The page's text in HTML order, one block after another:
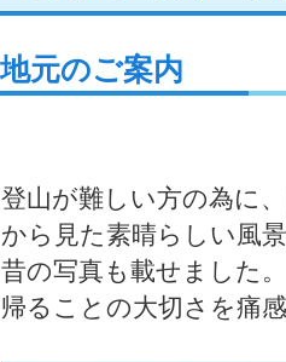
地元のご案内
登山が難しい方の為に
から見た素晴らしい風
昔の写真も載せました
帰ることの大切さを痛